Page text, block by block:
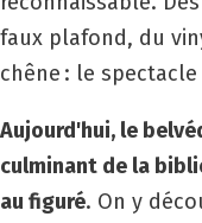
faux plafond, du
chêne : le
Aujourd'hui, le
culminant de la
au figuré. On y